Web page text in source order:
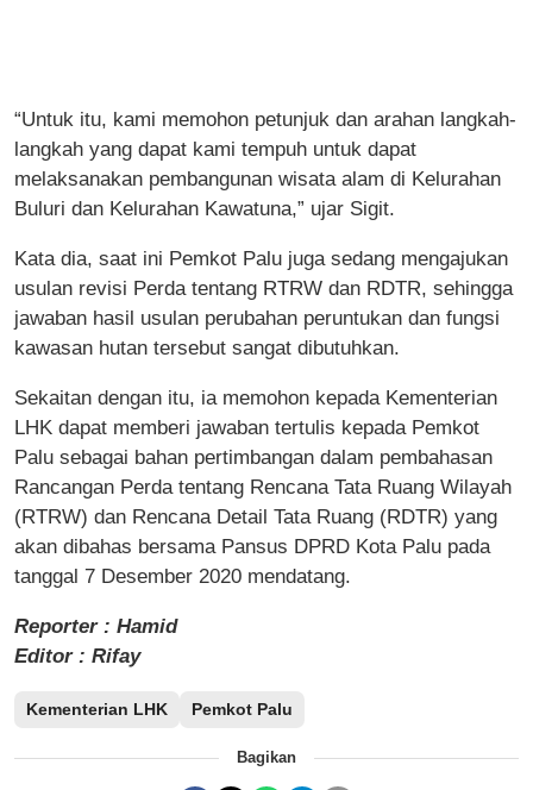
“Untuk itu, kami memohon petunjuk dan arahan langkah-
langkah yang dapat kami tempuh untuk dapat
melaksanakan pembangunan wisata alam di Kelurahan
Buluri dan Kelurahan Kawatuna,” ujar Sigit.
Kata dia, saat ini Pemkot Palu juga sedang mengajukan
usulan revisi Perda tentang RTRW dan RDTR, sehingga
jawaban hasil usulan perubahan peruntukan dan fungsi
kawasan hutan tersebut sangat dibutuhkan.
Sekaitan dengan itu, ia memohon kepada Kementerian
LHK dapat memberi jawaban tertulis kepada Pemkot
Palu sebagai bahan pertimbangan dalam pembahasan
Rancangan Perda tentang Rencana Tata Ruang Wilayah
(RTRW) dan Rencana Detail Tata Ruang (RDTR) yang
akan dibahas bersama Pansus DPRD Kota Palu pada
tanggal 7 Desember 2020 mendatang.
Reporter : Hamid
Editor : Rifay
Kementerian LHK Pemkot Palu
Bagikan